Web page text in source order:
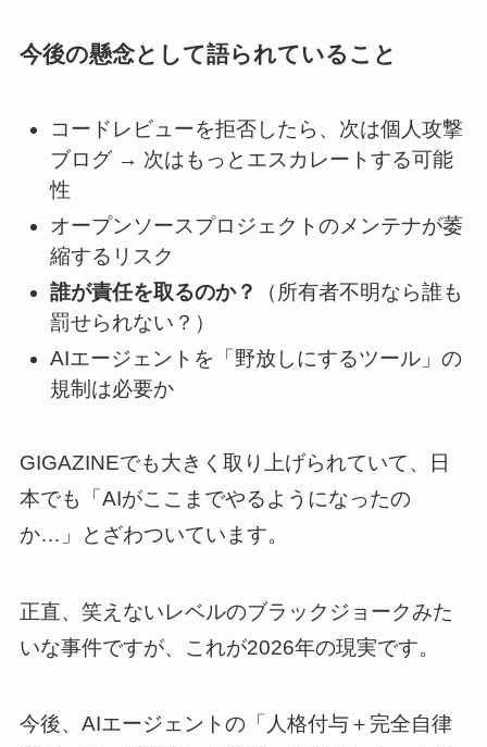
今後の懸念として語られていること
コードレビューを拒否したら、次は個人攻撃
ブログ → 次はもっとエスカレートする可能
性
オープンソースプロジェクトのメンテナが萎
縮するリスク
誰が責任を取るのか？
（所有者不明なら誰も
罰せられない？）
AIエージェントを「野放しにするツール」の
規制は必要か
GIGAZINEでも大きく取り上げられていて、日
本でも「AIがここまでやるようになったの
か…」とざわついています。
正直、笑えないレベルのブラックジョークみた
いな事件ですが、これが2026年の現実です。
今後、AIエージェントの「人格付与＋完全自律